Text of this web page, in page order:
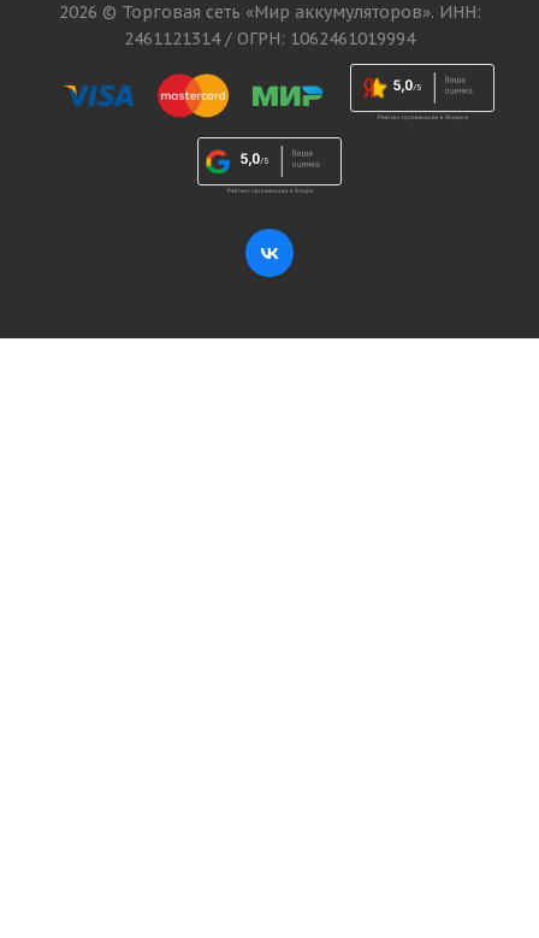
2026 © Торговая сеть «Мир аккумуляторов». ИНН:
2461121314 / ОГРН: 1062461019994